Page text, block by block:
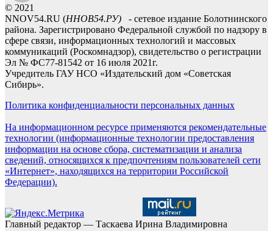
© 2021
NNOV54.RU (ННОВ54.РУ) - сетевое издание Болотнинского
района. Зарегистрировано Федеральной службой по надзору в
сфере связи, информационных технологий и массовых
коммуникаций (Роскомнадзор), свидетельство о регистрации
Эл № ФС77-81542 от 16 июля 2021г.
Учредитель ГАУ НСО «Издательский дом «Советская
Сибирь».
Политика конфиденциальности персональных данных
На информационном ресурсе применяются рекомендательные
технологии (информационные технологии предоставления
информации на основе сбора, систематизации и анализа
сведений, относящихся к предпочтениям пользователей сети
«Интернет», находящихся на территории Российской
Федерации).
Главный редактор — Таскаева Ирина Владимировна